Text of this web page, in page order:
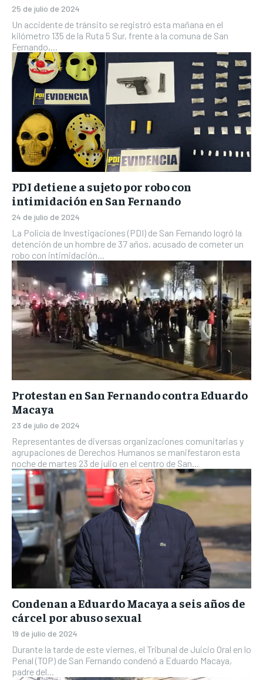
25 de julio de 2024
Un accidente de tránsito se registró esta mañana en el
kilómetro 135 de la Ruta 5 Sur, frente a la comuna de San
Fernando,...
PDI detiene a sujeto por robo con
intimidación en San Fernando
24 de julio de 2024
La Policía de Investigaciones (PDI) de San Fernando logró la
detención de un hombre de 37 años, acusado de cometer un
robo con intimidación...
Protestan en San Fernando contra Eduardo
Macaya
23 de julio de 2024
Representantes de diversas organizaciones comunitarias y
agrupaciones de Derechos Humanos se manifestaron esta
noche de martes 23 de julio en el centro de San...
Condenan a Eduardo Macaya a seis años de
cárcel por abuso sexual
19 de julio de 2024
Durante la tarde de este viernes, el Tribunal de Juicio Oral en lo
Penal (TOP) de San Fernando condenó a Eduardo Macaya,
padre del...